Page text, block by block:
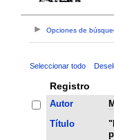
Opciones de
Seleccionar todo
Registro
Autor
Título